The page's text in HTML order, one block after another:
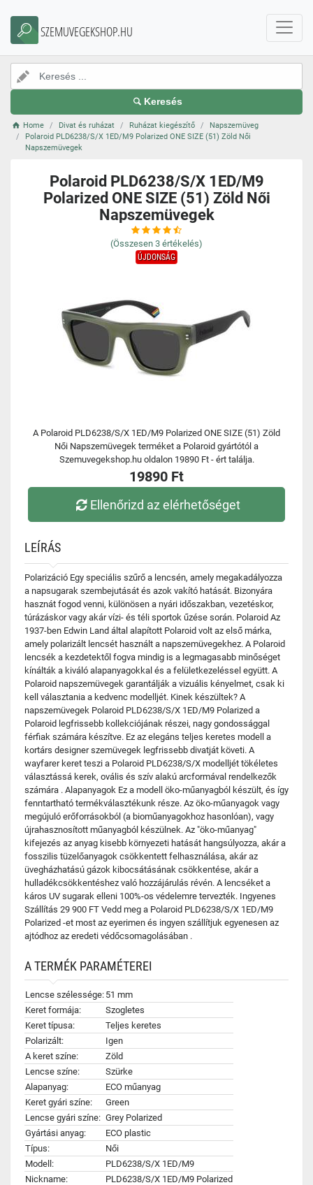
SZEMUVEGEKSHOP.HU
Keresés
Home Divat és ruházat Ruházat kiegészítő
Napszemüveg
Polaroid PLD6238/S/X 1ED/M9 Polarized ONE SIZE (51) Zöld Női
Napszemüvegek
Polaroid PLD6238/S/X 1ED/M9
Polarized ONE SIZE (51) Zöld Női
Napszemüvegek
(Összesen 3 értékelés)
ÚJDONSÁG
A Polaroid PLD6238/S/X 1ED/M9 Polarized ONE SIZE (51) Zöld
Női Napszemüvegek terméket a Polaroid gyártótól a
Szemuvegekshop.hu oldalon 19890 Ft - ért találja.
19890 Ft
Ellenőrizd az elérhetőséget
LEÍRÁS
Polarizáció Egy speciális szűrő a lencsén, amely megakadályozza
a napsugarak szembejutását és azok vakító hatását. Bizonyára
hasznát fogod venni, különösen a nyári időszakban, vezetéskor,
túrázáskor vagy akár vízi- és téli sportok űzése során. Polaroid Az
1937-ben Edwin Land által alapított Polaroid volt az első márka,
amely polarizált lencsét használt a napszemüvegekhez. A Polaroid
lencsék a kezdetektől fogva mindig is a legmagasabb minőséget
kínálták a kiváló alapanyagokkal és a felületkezeléssel együtt. A
Polaroid napszemüvegek garantálják a vizuális kényelmet, csak ki
kell választania a kedvenc modelljét. Kinek készültek? A
napszemüvegek Polaroid PLD6238/S/X 1ED/M9 Polarized a
Polaroid legfrissebb kollekciójának részei, nagy gondossággal
férfiak számára készítve. Ez az elegáns teljes keretes modell a
kortárs designer szemüvegek legfrissebb divatját követi. A
wayfarer keret teszi a Polaroid PLD6238/S/X modelljét tökéletes
választássá kerek, ovális és szív alakú arcformával rendelkezők
számára . Alapanyagok Ez a modell öko-műanyagból készült, és így
fenntartható termékválasztékunk része. Az öko-műanyagok vagy
megújuló erőforrásokból (a bioműanyagokhoz hasonlóan), vagy
újrahasznosított műanyagból készülnek. Az "öko-műanyag"
kifejezés az anyag kisebb környezeti hatását hangsúlyozza, akár a
fosszilis tüzelőanyagok csökkentett felhasználása, akár az
üvegházhatású gázok kibocsátásának csökkentése, akár a
hulladékcsökkentéshez való hozzájárulás révén. A lencséket a
káros UV sugarak elleni 100%-os védelemre tervezték. Ingyenes
Szállítás 29 900 FT Vedd meg a Polaroid PLD6238/S/X 1ED/M9
Polarized -et most az eyerimen és ingyen szállítjuk egyenesen az
ajtódhoz az eredeti védőcsomagolásában .
A TERMÉK PARAMÉTEREI
Lencse szélessége: 51 mm
Keret formája:
Szogletes
Keret típusa:
Teljes keretes
Polarizált:
Igen
A keret színe:
Zöld
Lencse színe:
Szürke
Alapanyag:
ECO műanyag
Keret gyári színe:
Green
Lencse gyári színe: Grey Polarized
Gyártási anyag:
ECO plastic
Típus:
Női
Modell:
PLD6238/S/X 1ED/M9
Nickname:
PLD6238/S/X 1ED/M9 Polarized